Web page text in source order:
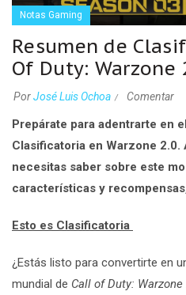
Notas Gaming
Resumen de
Of Duty: Warzone
PorJosé Luis Ochoa Comentar
Prepárate para adentrarte en
Clasificatoria en Warzone
necesitas saber sobre este
características y
Esto es Clasificatoria
¿Estás listo para convertirte en
mundial de Call of Duty: Warzone